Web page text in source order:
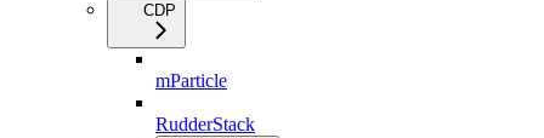
CDP
mParticle
RudderStack